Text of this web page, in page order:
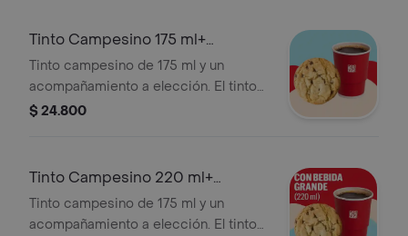
Tinto Campesino 175 ml+
Acompañamiento
Tinto campesino de 175 ml y un
acompañamiento a elección. El tinto
contiene panela, canela y clavos.
$ 24.800
Tinto Campesino 220 ml+
Acompañamiento
Tinto campesino de 175 ml y un
acompañamiento a elección. El tinto